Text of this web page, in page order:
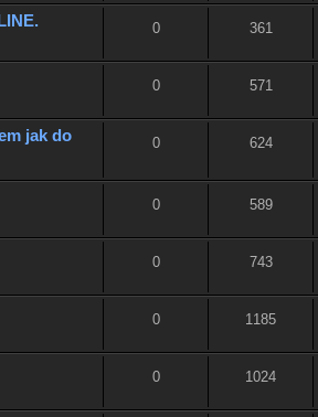
0 361
0 571
jak do
0 624
0 589
0 743
0 1185
0 1024